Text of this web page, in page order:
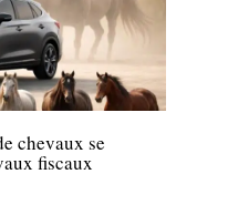
chevaux se
fiscaux